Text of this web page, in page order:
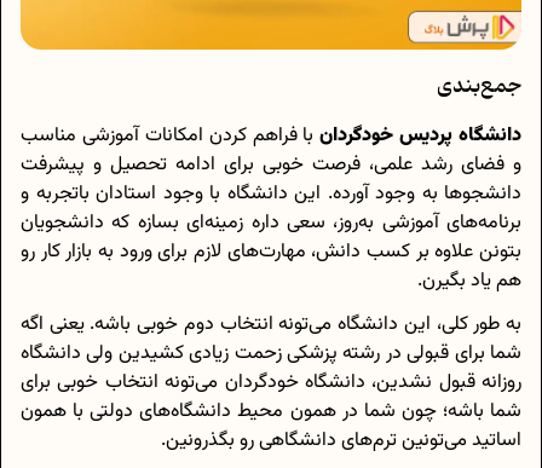
جمع‌بندی
دانشگاه پردیس خودگردانبا فراهم کردن امکانات آموزشی مناسب
و فضای رشد علمی، فرصت خوبی برای ادامه تحصیل و پیشرفت
دانشجوها به وجود آورده. این دانشگاه با وجود استادان باتجربه و
برنامه‌های آموزشی به‌روز، سعی داره زمینه‌ای بسازه که دانشجویان
بتونن علاوه بر کسب دانش، مهارت‌های لازم برای ورود به بازار کار رو
هم یاد بگیرن.
به طور کلی، این دانشگاه می‌تونه انتخاب دوم خوبی باشه. یعنی اگه
شما برای قبولی در رشته پزشکی زحمت زیادی کشیدین ولی دانشگاه
روزانه قبول نشدین، دانشگاه خودگردان می‌تونه انتخاب خوبی برای
شما باشه؛ چون شما در همون محیط دانشگاه‌های دولتی با همون
اساتید می‌تونین ترم‌های دانشگاهی رو بگذرونین.